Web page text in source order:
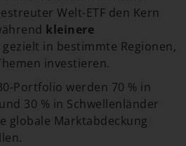
Welt-ETF den Kern
kleinere
gezielt in bestimmte Regionen,
investieren.
Portfolio werden 70 % in
30 % in Schwellenländer
globale Marktabdeckung